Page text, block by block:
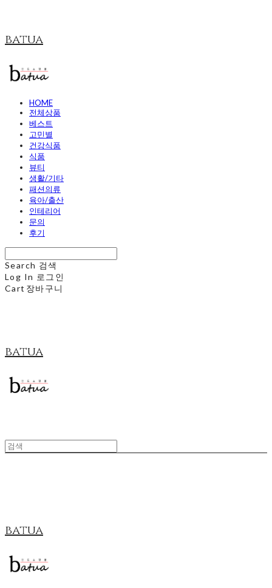
batua
HOME
전체상품
베스트
고민별
건강식품
식품
뷰티
생활/기타
패션의류
육아/출산
인테리어
문의
후기
Search 검색
Log In 로그인
Cart 장바구니
batua
batua